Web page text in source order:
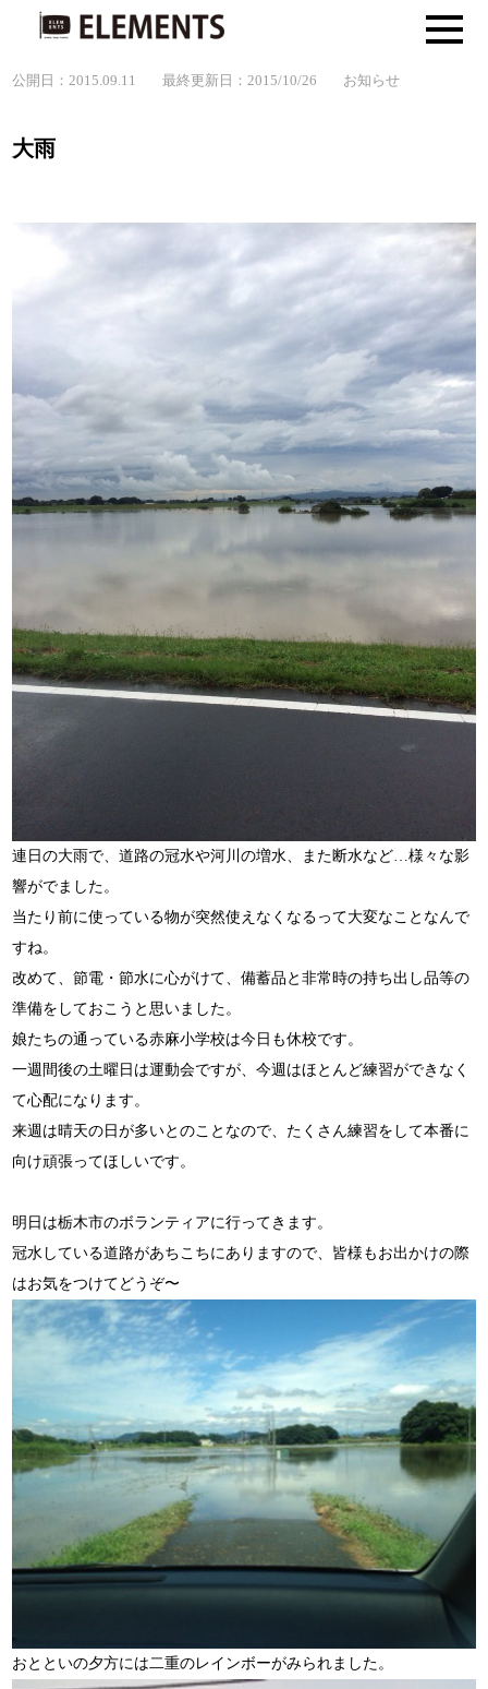
公開日：2015.09.11 最終更新日：2015/10/26 お知らせ
大雨
連日の大雨で、道路の冠水や河川の増水、また断水など…様々な影
響がでました。
当たり前に使っている物が突然使えなくなるって大変なことなんで
すね。
改めて、節電・節水に心がけて、備蓄品と非常時の持ち出し品等の
準備をしておこうと思いました。
娘たちの通っている赤麻小学校は今日も休校です。
一週間後の土曜日は運動会ですが、今週はほとんど練習ができなく
て心配になります。
来週は晴天の日が多いとのことなので、たくさん練習をして本番に
向け頑張ってほしいです。
明日は栃木市のボランティアに行ってきます。
冠水している道路があちこちにありますので、皆様もお出かけの際
はお気をつけてどうぞ〜
おとといの夕方には二重のレインボーがみられました。